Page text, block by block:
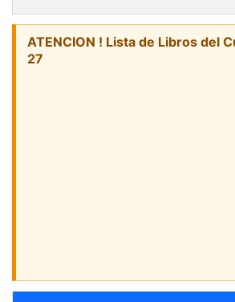
ATENCION ! Lista de Libros del
27